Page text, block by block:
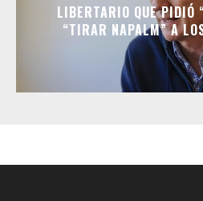
LIBERTARIO QUE PIDIÓ
“TIRAR NAPALM” A